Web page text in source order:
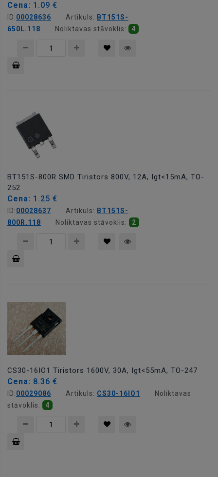
Cena: 1.09 €
ID:00028636 Artikuls: BT151S-
650L.118
Noliktavas stāvoklis: 4
BT151S-800R SMD Tiristors 800V, 12A, Igt<15mA, TO-
252
Cena: 1.25 €
ID:00028637 Artikuls: BT151S-
800R.118
Noliktavas stāvoklis: 2
CS30-16IO1 Tiristors 1600V, 30A, Igt<55mA, TO-247
Cena: 8.36 €
ID:00029086 Artikuls: CS30-16IO1
Noliktavas
stāvoklis:
4